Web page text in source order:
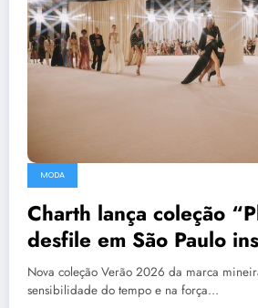
MODA
Charth lança coleção
desfile em São Paulo
ciclos do tempo e na
Nova coleção Verão 2026 da marca
sensibilidade do tempo e na força…